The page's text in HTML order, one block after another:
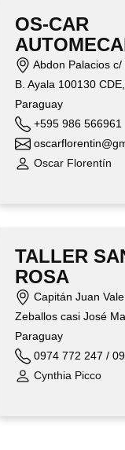
OS-CAR
Abdon Palacios
B. Ayala 100130 CDE,
Paraguay
+595 986 566961
Oscar Florentín
TALLER
ROSA
Capitán Juan
Zeballos casi José
Paraguay
0974 772 247 /
Cynthia Picco